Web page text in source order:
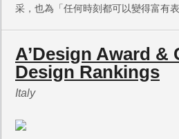
采，也為「任何時刻都可以變得富有
A’Design Award
Design Rankings
Italy